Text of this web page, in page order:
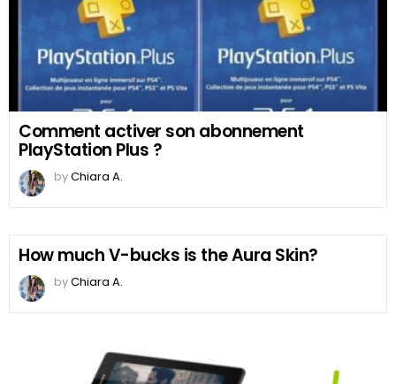
Comment activer son abonnement
PlayStation Plus ?
byChiara A.
How much V-bucks is the Aura Skin?
byChiara A.